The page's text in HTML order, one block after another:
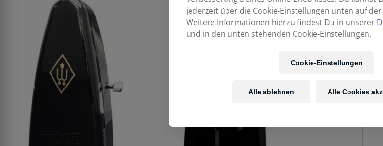
jederzeit über die Cookie-Einstellungen unten auf
Weitere Informationen hierzu findest Du in unserer
und in den unten stehenden Cookie-Einstellungen.
Cookie-Einstellungen
Alle ablehnen Alle Cookies